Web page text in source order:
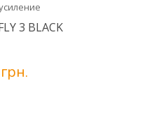
3 BLACK